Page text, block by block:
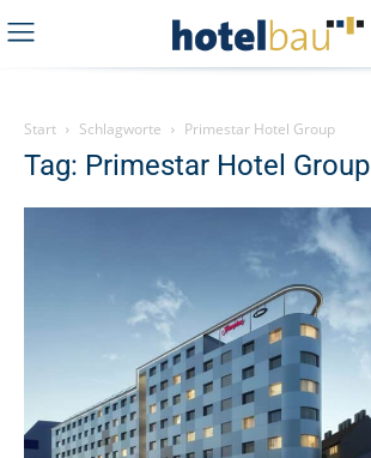
Start Schlagworte Primestar Hotel Group
Tag: Primestar Hotel Group